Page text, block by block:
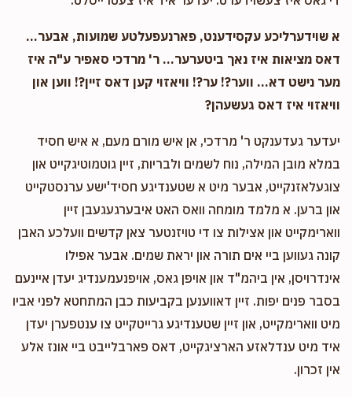
א שוידערליכע עקסידענט, פארנעפעלטע שמועות, אבער...
דאס מציאות איז נאך ביטערער... ר' מרדכי סאפיר ע"ה איז
מער נישט דא... ווער?! ער?! וויאזוי קען דאס זיין?! ווען און
וויאזוי איז דאס געשעהן?
יעדער געדענקט ר' מרדכי, אן איש מורם מעם, א איש חסיד
במלא מובן המילה, נוח לשמים ולבריות, זיין גוטמוטיגקייט און
צוגעלאזנקייט, אבער מיט א שטענדיגע חסיד'ישע ערנסטקייט
און ברען. א מלמד מומחה וואס האט איבערגעגעבן זיין
ווארימקייט און אצילות צו די טויזנטער צאן קדשים וועלכע האבן
קונה געווען ביי אים תורה און יראת שמים. אבער אפילו
אינדרויסן, אין ביהמ"ד און אויפן גאס, אויפנעמענדיג יעדן איינעם
בסבר פנים יפות. זיין דאווענען בקביעות כבן המתחטא לפני אביו
מיט ווארימקייט, און זיין שטענדיגע גרייטקייט צו ענטפערן יעדן
איד מיט ענדלאזע הארציגקייט, דאס פארבלייבט ביי אונז אלע
אין זכרון.